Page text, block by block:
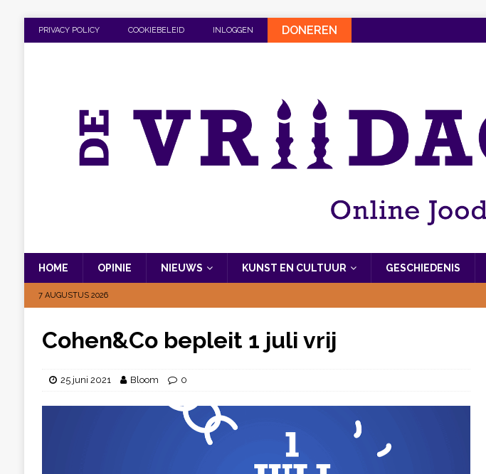
PRIVACY POLICY COOKIEBELEID INLOGGEN DONEREN
HOME OPINIE NIEUWS KUNST EN CULTUUR GESCHIEDENIS
7 AUGUSTUS 2026
Cohen&Co bepleit 1 juli vrij
25 juni 2021 Bloom 0